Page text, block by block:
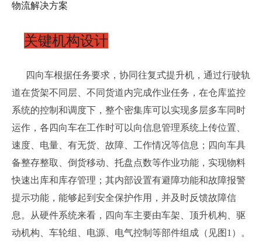
物流解决方案
关键机构设计
四向车根据任务要求，协同往复式提升机，通过行驶轨
道在货架不同层、不同货道内完成作业任务，在仓库监控
系统的控制和调度下，整个密集库可以实现多层多车同时
运作，各四向车在工作时可以向信息管理系统上传位置、
速度、电量、有无货、故障、工作情况等信息；四向车具
备整存整取、倒货移动、托盘点数等作业功能，实现物料
快速出库和库存管理；其内部设置有避障功能和故障报警
提示功能，能够起到安全保护作用，并及时反馈故障信
息。从硬件系统来看，四向车主要由车架、顶升机构、驱
动机构、车轮组、电源、电气控制等部件组成（见图1）。